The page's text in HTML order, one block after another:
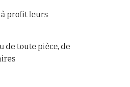
à profit leurs
de toute pièce, de